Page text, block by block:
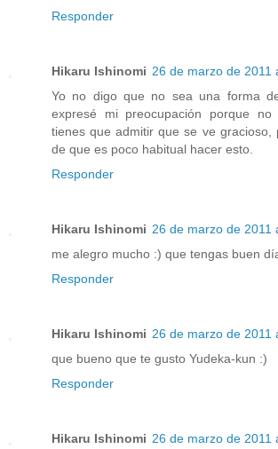
Responder
Hikaru Ishinomi 26 de marzo de 2011
Yo no digo que no sea una forma
expresé mi preocupación porque
tienes que admitir que se ve gracioso,
de que es poco habitual hacer esto.
Responder
Hikaru Ishinomi 26 de marzo de 2011
me alegro mucho :) que tengas buen
Responder
Hikaru Ishinomi 26 de marzo de 2011
que bueno que te gusto Yudeka-kun :)
Responder
Hikaru Ishinomi 26 de marzo de 2011